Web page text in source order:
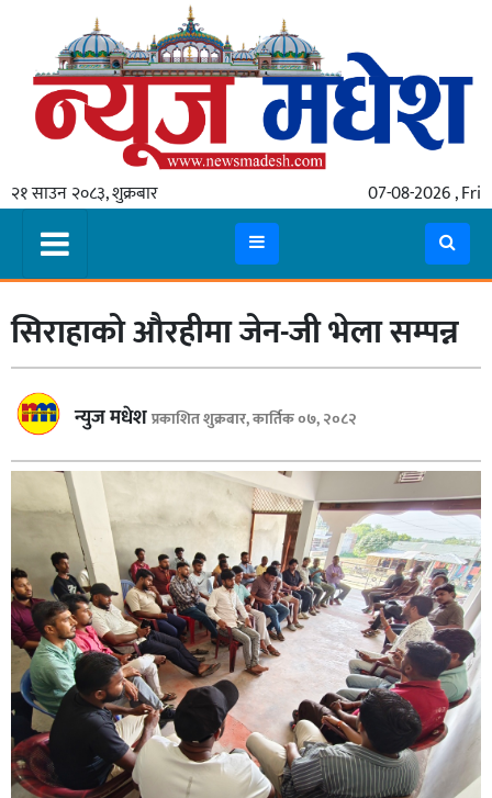
२१ साउन २०८३, शुक्रबार 07-08-2026 , Fri
गृहपृष्ठ
स्थानीय
प्रदेश
मधेश
प्रदेश
लुम्बिनी
गण्डकी
बागमती
कर्णाली
सुदूरपश्चिम
मधेश
विशेष
राजनीति
प्रमुख
समाचार
सिराहाको औरहीमा जेन-जी भेला सम्पन्न
न्युज मधेशप्रकाशित शुक्रबार, कार्तिक ०७, २०८२